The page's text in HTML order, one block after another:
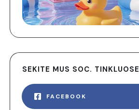
SEKITE MUS SOC. TINKLUOSE
FACEBOOK